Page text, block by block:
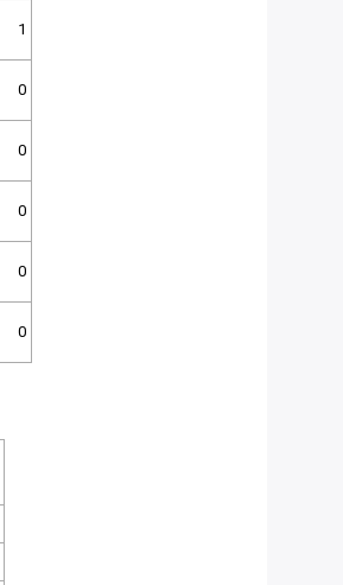
1
0
0
0
0
0